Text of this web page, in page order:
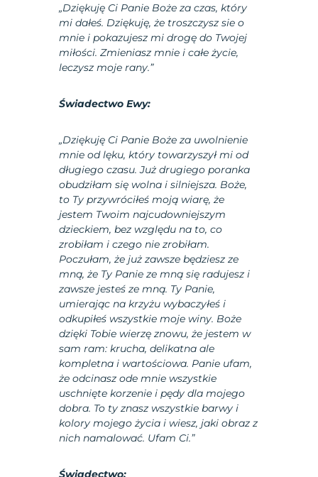
„Dziękuję Ci Panie Boże za czas, który
mi dałeś. Dziękuję, że troszczysz sie o
mnie i pokazujesz mi drogę do Twojej
miłości. Zmieniasz mnie i całe życie,
leczysz moje rany.”
Świadectwo Ewy:
„Dziękuję Ci Panie Boże za uwolnienie
mnie od lęku, który towarzyszył mi od
długiego czasu.Już drugiego poranka
obudziłam się wolna i silniejsza. Boże,
to Ty przywróciłeś moją wiarę, że
jestem Twoim najcudowniejszym
dzieckiem, bez względu na to, co
zrobiłam i czego nie zrobiłam.
Poczułam, że już zawsze będziesz ze
mną, że Ty Panie ze mną się radujesz i
zawszejesteś ze mną. Ty Panie,
umierając na krzyżu wybaczyłeś i
odkupiłeś wszystkie moje winy. Boże
dzięki Tobie wierzę znowu, że jestem w
sam ram: krucha, delikatna ale
kompletna i wartościowa. Panie ufam,
że odcinasz ode mnie wszystkie
uschnięte korzenie i pędy dla mojego
dobra. To ty znasz wszystkie barwy i
kolory mojego życia i wiesz, jaki obraz z
nich namalować. Ufam Ci.”
Świadectwo: